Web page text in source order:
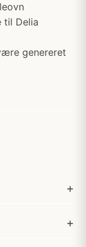
til Delia
genereret